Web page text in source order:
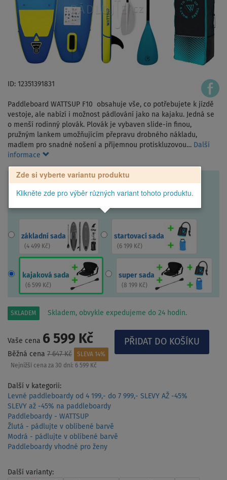
ID: 12351391831
Paddleboard WATTSUP F10 obsahuje vše, co potřebujete k jízdě
vestoje, ale nabízí i možnost pádlování jako na kajaku. Jedná se
o menší rodinný plovák. Plovák je vybaven slide-in finou,
pružným lankem umožňujícím přepravu drobného nákladu,
madlem pro snadné nošení a příjemnou protiskluzovou… Další
informace
Zde si vyberte variantu produktu
Klikněte zde pro výběr různých variant tohoto produktu.
základní sada
(4 499 Kč)
startovací sada
(6 199 Kč)
kajaková sada
(6 599 Kč)
super sada
(8 199 Kč)
SKLADEM Skladem, obvykle expedujeme do 24 hodin.
Vaše cena 6 599 Kč
Běžná cena 7 647 Kč
SLEVA 14%
Nejnižší cena za 30 dní: 6 599 Kč
Další v kategorii:
Levné paddleboardy od 4 199,- do 7 999,- SLEVY AŽ -45%
SLEVY až -45% na paddleboardy
Paddleboardy - WATTSUP
Žlutá - pádlujte v oblíbené barvě
Modrá - pádlujte v oblíbené barvě
Paddleboardy vhodné pro ženy
Další varianty: